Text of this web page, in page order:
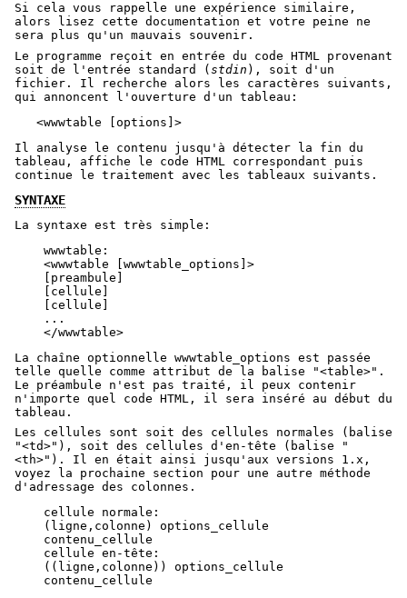
Si cela vous rappelle une expérience similaire,
alors lisez cette documentation et votre peine ne
sera plus qu'un mauvais souvenir.
Le programme reçoit en entrée du code HTML provenant
soit de l'entrée standard ( stdin ), soit d'un
fichier. Il recherche alors les caractères suivants,
qui annoncent l'ouverture d'un tableau:
Il analyse le contenu jusqu'à détecter la fin du
tableau, affiche le code HTML correspondant puis
continue le traitement avec les tableaux suivants.
SYNTAXE
La syntaxe est très simple:
    wwwtable:
    <wwwtable [wwwtable_options]>
    [preambule]
    [cellule]
    [cellule]
    ...
La chaîne optionnelle wwwtable_options est passée
telle quelle comme attribut de la balise
"<table>" .
Le préambule n'est pas traité, il peux contenir
n'importe quel code HTML, il sera inséré au début du
tableau.
Les cellules sont soit des cellules normales (balise
"<td>" ), soit des cellules d'en-tête (balise
"
<th>" ). Il en était ainsi jusqu'aux versions 1.x,
voyez la prochaine section pour une autre méthode
d'adressage des colonnes.
    cellule normale:
    (ligne,colonne) options_cellule
    contenu_cellule
    cellule en-tête:
    ((ligne,colonne)) options_cellule